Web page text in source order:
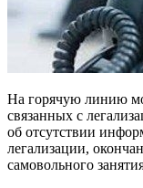
На горячую линию
связанных с
об отсутствии
легализации,
самовольного